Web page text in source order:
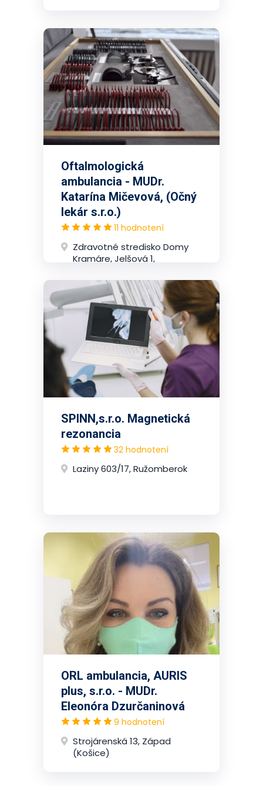
Oftalmologická
ambulancia - MUDr.
Katarína Mičevová, (Očný
lekár s.r.o.)
11 hodnotení
Zdravotné stredisko Domy
Kramáre, Jelšová 1,
(Bratislava)
SPINN,s.r.o. Magnetická
rezonancia
32 hodnotení
Laziny 603/17, Ružomberok
ORL ambulancia, AURIS
plus, s.r.o. - MUDr.
Eleonóra Dzurčaninová
9 hodnotení
Strojárenská 13, Západ
(Košice)